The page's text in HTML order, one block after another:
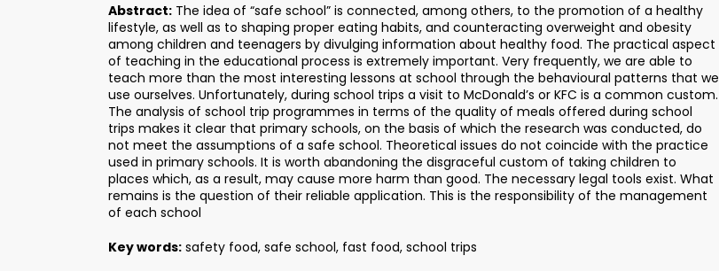
Abstract: The idea of “safe school” is connected, among others, to the promotion of a healthy
lifestyle, as well as to shaping proper eating habits, and counteracting overweight and obesity
among children and teenagers by divulging information about healthy food. The practical aspect
of teaching in the educational process is extremely important. Very frequently, we are able to
teach more than the most interesting lessons at school through the behavioural patterns that we
use ourselves. Unfortunately, during school trips a visit to McDonald’s or KFC is a common custom.
The analysis of school trip programmes in terms of the quality of meals offered during school
trips makes it clear that primary schools, on the basis of which the research was conducted, do
not meet the assumptions of a safe school. Theoretical issues do not coincide with the practice
used in primary schools. It is worth abandoning the disgraceful custom of taking children to
places which, as a result, may cause more harm than good. The necessary legal tools exist. What
remains is the question of their reliable application. This is the responsibility of the management
of each school
Key words: safety food, safe school, fast food, school trips